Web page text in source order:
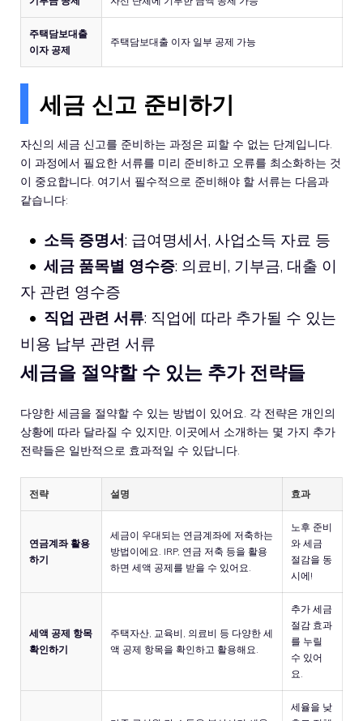
주택담보대출
이자 공제
주택담보대출 이자 일부 공제 가능
세금 신고 준비하기
자신의 세금 신고를 준비하는 과정은 피할 수 없는 단계입니다.
이 과정에서 필요한 서류를 미리 준비하고 오류를 최소화하는 것
이 중요합니다. 여기서 필수적으로 준비해야 할 서류는 다음과
같습니다:
소득 증명서: 급여명세서, 사업소득 자료 등
세금 품목별 영수증: 의료비, 기부금, 대출 이
자 관련 영수증
직업 관련 서류: 직업에 따라 추가될 수 있는
비용 납부 관련 서류
세금을 절약할 수 있는 추가 전략들
다양한 세금을 절약할 수 있는 방법이 있어요. 각 전략은 개인의
상황에 따라 달라질 수 있지만, 이곳에서 소개하는 몇 가지 추가
전략들은 일반적으로 효과적일 수 있답니다.
전략 설명 효과
연금계좌 활용
하기
세금이 우대되는 연금계좌에 저축하는
방법이에요. IRP, 연금 저축 등을 활용
하면 세액 공제를 받을 수 있어요.
노후 준비
와 세금
절감을 동
시에!
세액 공제 항목
확인하기
주택자산, 교육비, 의료비 등 다양한 세
액 공제 항목을 확인하고 활용해요.
추가 세금
절감 효과
를 누릴
수 있어
요.
세율을 낮